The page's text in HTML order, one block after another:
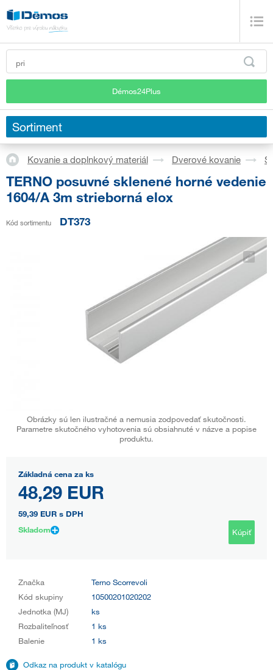
Démos24Plus
Sortiment
Kovanie a doplnkový materiál Dverové kovanie
TERNO posuvné sklenené horné vedenie
1604/A 3m strieborná elox
Kód sortimentu DT373
Obrázky sú len ilustračné a nemusia zodpovedať skutočnosti.
Parametre skutočného vyhotovenia sú obsiahnuté v názve a popise
produktu.
Základná cena za ks
48,29 EUR
59,39 EUR s DPH
Skladom
Kúpiť
Značka
Terno Scorrevoli
Kód skupiny
10500201020202
Jednotka (MJ)
ks
Rozbaliteľnosť
1 ks
Balenie
1 ks
Odkaz na produkt v katalógu